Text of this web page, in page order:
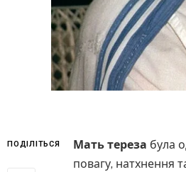
ПОДІЛІТЬСЯ Мать тереза була
повагу, натхнення